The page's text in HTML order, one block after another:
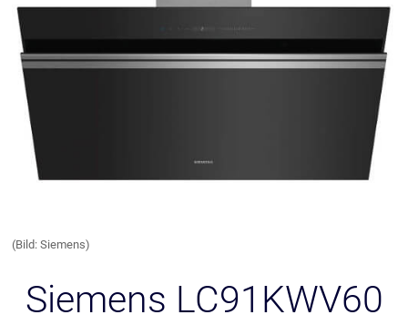
(Bild: Siemens)
Siemens LC91KWV60